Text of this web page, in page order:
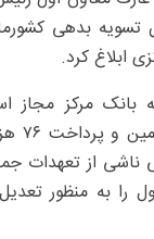
بدهی
ابلاغ کرد.
بانک مرکز مجاز
ناشی از تعهدات
را به منظور